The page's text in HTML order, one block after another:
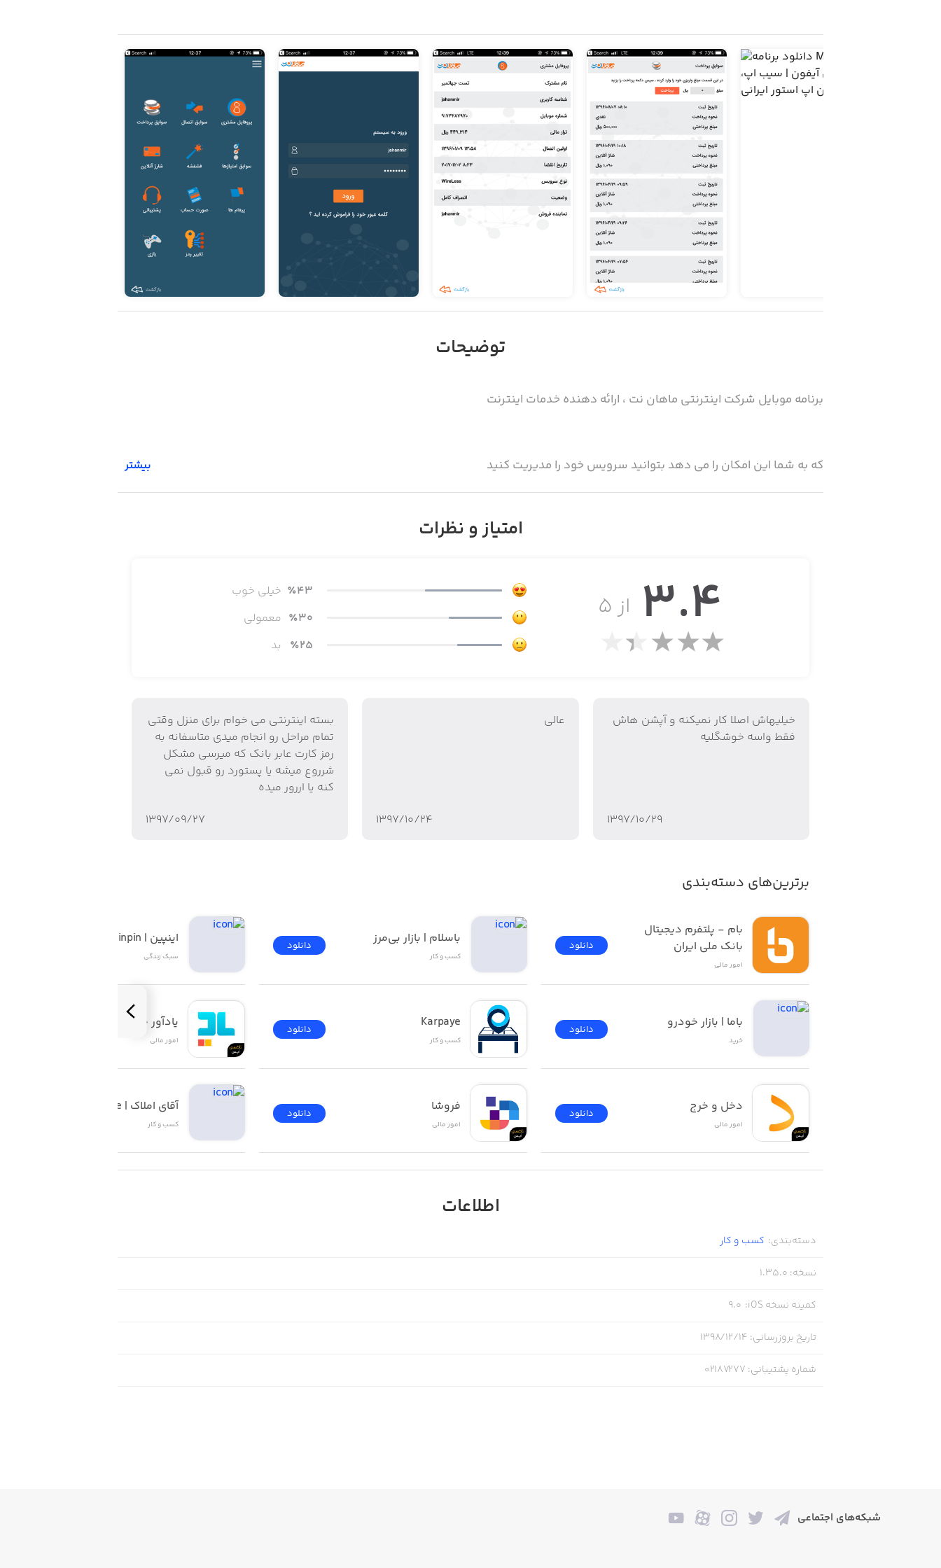
توضیحات
برنامه موبایل شرکت اینترنتی ماهان نت ، ارائه دهنده خدمات اینترنت
که به شما این امکان را می دهد بتوانید سرویس خود را مدیریت کنید
مشاهده حجم باقیمانده
خرید سرویس جدید (شارژ آنلاین)
ارتباط با پشتیبانی
و . . .
بیشتر
امتیاز و نظرات
از ۵ 3.4 ٪43
خیلی خوب
٪30
معمولی
٪25 بد
خيليهاش اصلا كار نميكنه و آپشن هاش
فقط واسه خوشگليه
۱۳۹۷/۱۰/۲۹
عالي
۱۳۹۷/۱۰/۲۴
بسته اینترنتی می خوام برای منزل وقتی
تمام مراحل رو انجام میدی متاسفانه به
رمز کارت عابر بانک که میرسی مشکل
شرروع میشه یا پستورد رو قبول نمی
کنه یا اررور میده
۱۳۹۷/۰۹/۲۷
برترین‌های دسته‌بندی
بانک ملی ایران
امور ‌مالی
دانلود
باما | بازار خودرو
خرید
دانلود
دخل و خرج
امور ‌مالی
دانلود
باسلام | بازار بی‌مرز
کسب‌ و ‌کار
دانلود
Karpaye
کسب‌ و ‌کار
دانلود
فروشا
امور ‌مالی
دانلود
اینپین | inpin
سبک زندگی
یادآور چک ۲
امور ‌مالی
آقای املاک | Mr Estate
کسب‌ و ‌کار
اطلاعات
دسته‌بندی: کسب‌ و ‌کار
نسخه:
1.35.0
کمینه نسخه iOS :
9.0
تاریخ بروزرسانی: ۱۳۹۸/۱۲/۱۴
شماره پشتیبانی:
02187277
شبکه‌های اجتماعی